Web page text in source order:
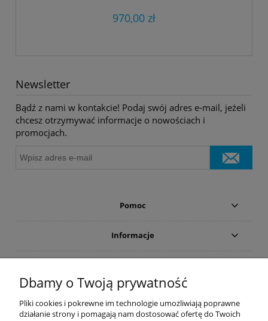
970,00 zł
Newsletter
Bądź z nami w kontakcie! Podaj swój adres e-mail, jeżeli
chcesz otrzymywać informacje o nowościach i
promocjach.
Pomoc
Informacje
Dbamy o Twoją prywatność
Pliki cookies i pokrewne im technologie umożliwiają poprawne
działanie strony i pomagają nam dostosować ofertę do Twoich